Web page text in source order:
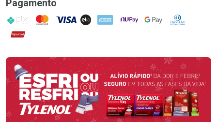
Pagamento
PIX MasterCard
VISA ELO AMEX NuPay Google PayDiners Club
Hipercard
Promoção em Destaque